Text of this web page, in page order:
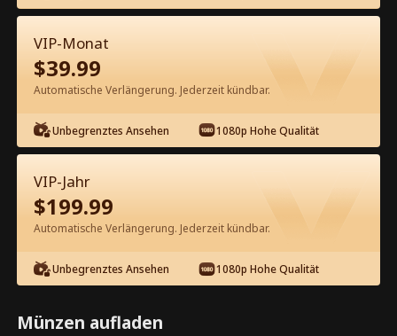
Episode 16 - Mein Loser-Papa ist ein
Undercover-Großkopferter
Kompletter Film
0-49 50-72
16 17 19 20
VIP-Monat
$39.99
Automatische Verlängerung. Jederzeit kündbar.
Unbegrenztes Ansehen 1080p Hohe Qualität
VIP-Jahr
$199.99
Automatische Verlängerung. Jederzeit kündbar.
Unbegrenztes Ansehen 1080p Hohe Qualität
Münzen aufladen